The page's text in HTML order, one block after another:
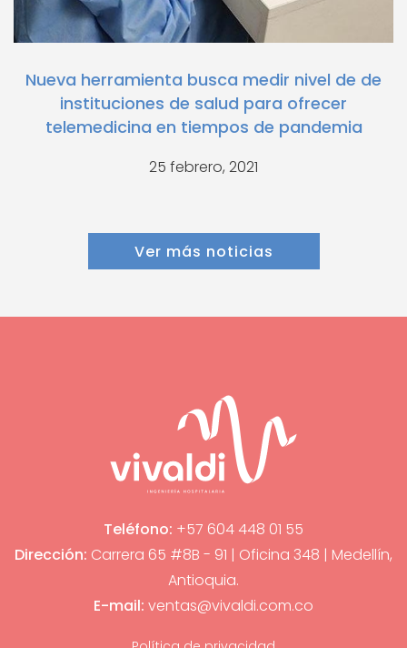
Nueva herramienta busca medir nivel de de
instituciones de salud para ofrecer
telemedicina en tiempos de pandemia
25 febrero, 2021
Ver más noticias
Teléfono: +57 604 448 01 55
Dirección: Carrera 65 #8B - 91 | Oficina 348 | Medellín,
Antioquia.
E-mail: ventas@vivaldi.com.co